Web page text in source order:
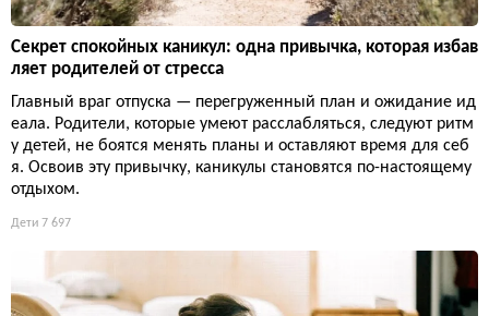
Секрет спокойных каникул: одна привычка, которая избав
ляет родителей от стресса
Главный враг отпуска — перегруженный план и ожидание ид
еала. Родители, которые умеют расслабляться, следуют ритм
у детей, не боятся менять планы и оставляют время для себ
я. Освоив эту привычку, каникулы становятся по-настоящему
отдыхом.
Дети 7 697